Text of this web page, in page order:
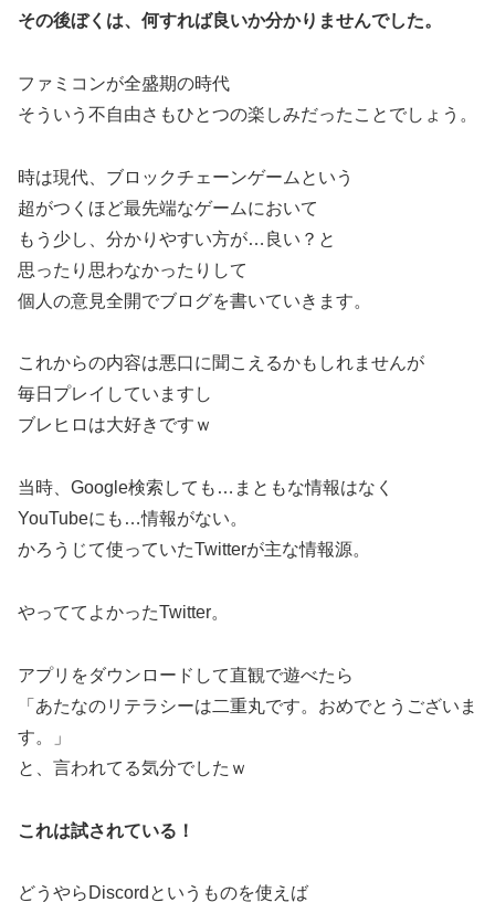
その後ぼくは、何すれば良いか分かりませんでした。
ファミコンが全盛期の時代
そういう不自由さもひとつの楽しみだったことでしょう。
時は現代、ブロックチェーンゲームという
超がつくほど最先端なゲームにおいて
もう少し、分かりやすい方が…良い？と
思ったり思わなかったりして
個人の意見全開でブログを書いていきます。
これからの内容は悪口に聞こえるかもしれませんが
毎日プレイしていますし
ブレヒロは大好きですｗ
当時、Google検索しても…まともな情報はなく
YouTubeにも…情報がない。
かろうじて使っていたTwitterが主な情報源。
やっててよかったTwitter。
アプリをダウンロードして直観で遊べたら
「あたなのリテラシーは二重丸です。おめでとうございま
す。」
と、言われてる気分でしたｗ
これは試されている！
どうやらDiscordというものを使えば